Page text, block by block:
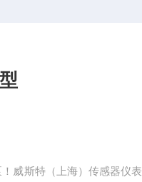
威斯特（上海）传感器仪